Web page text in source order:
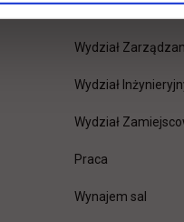
Kontakt
Wydział
Wydział
Wydział
Praca
Wynajem sal